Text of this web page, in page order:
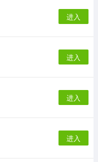
进入
进入
进入
进入